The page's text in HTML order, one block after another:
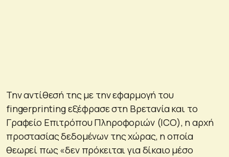
Την αντίθεσή της με την εφαρμογή του
fingerprinting εξέφρασε στη Βρετανία και το
Γραφείο Επιτρόπου Πληροφοριών (ICO), η αρχή
προστασίας δεδομένων της χώρας, η οποία
θεωρεί πως «δεν πρόκειται για δίκαιο μέσο